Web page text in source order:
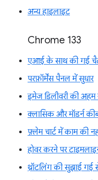
अन्य हाइलाइट
Chrome 133
एआई के साथ की गई चैट
परफ़ॉर्मेंस पैनल में सुधार
इमेज डिलीवरी की अहम
क्लासिक और मॉडर्न
फ़्लेम चार्ट में काम की
होवर करने पर
थ्रॉटलिंग की सुझाई गई